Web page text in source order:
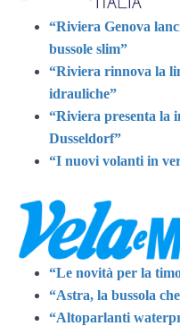
“Riviera Genova
bussole slim”
“Riviera rinnova la
idrauliche”
“Riviera presenta la
Dusseldorf”
“I nuovi volanti in
“Le novità per la
“Astra, la bussola
“Altoparlanti